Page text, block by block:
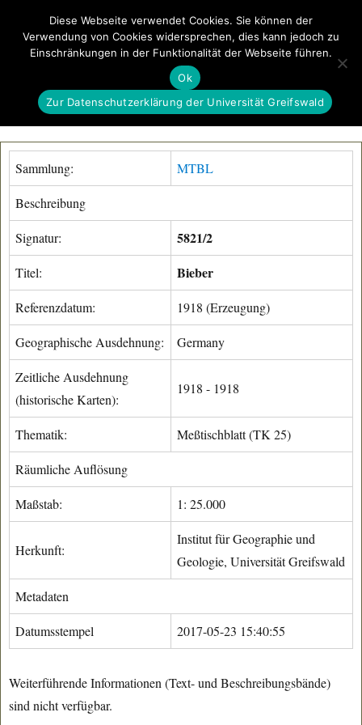
GeoGREIF MENÜ
Sammlung: MTBL
Beschreibung
Signatur: 5821/2
Titel: Bieber
Referenzdatum: 1918 (Erzeugung)
Geographische Ausdehnung: Germany
Zeitliche Ausdehnung
(historische Karten):
1918 - 1918
Thematik: Meßtischblatt (TK 25)
Räumliche Auflösung
Maßstab: 1: 25.000
Herkunft:
Institut für Geographie und
Geologie, Universität Greifswald
Metadaten
Datumsstempel 2017-05-23 15:40:55
Weiterführende Informationen (Text- und Beschreibungsbände)
sind nicht verfügbar.
Diese Webseite verwendet Cookies. Sie können der
Verwendung von Cookies widersprechen, dies kann jedoch zu
Einschränkungen in der Funktionalität der Webseite führen.
Ok
Zur Datenschutzerklärung der Universität Greifswald